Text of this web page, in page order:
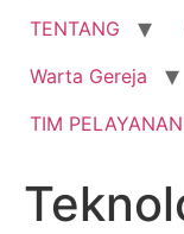
TENTANG
Warta Gereja
TIM PELAYANAN